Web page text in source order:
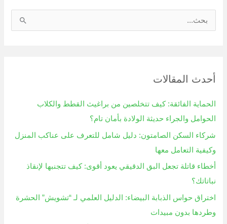
ثأحدث المقالات
الحماية الفائقة: كيف تتخلصين من براغيث القطط والكلاب
الحوامل والجراء حديثة الولادة بأمان تام؟
شركاء السكن الصامتون: دليل شامل للتعرف على عناكب المنزل
وكيفية التعامل معها
أخطاء قاتلة تجعل البق الدقيقي يعود أقوى: كيف تتجنبها لإنقاذ
نباتاتك؟
اختراق حواس الذبابة البيضاء: الدليل العلمي لـ “تشويش” الحشرة
وطردها بدون مبيدات